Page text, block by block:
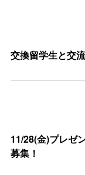
交換留学生と交
11/28(金)プレゼ
募集！